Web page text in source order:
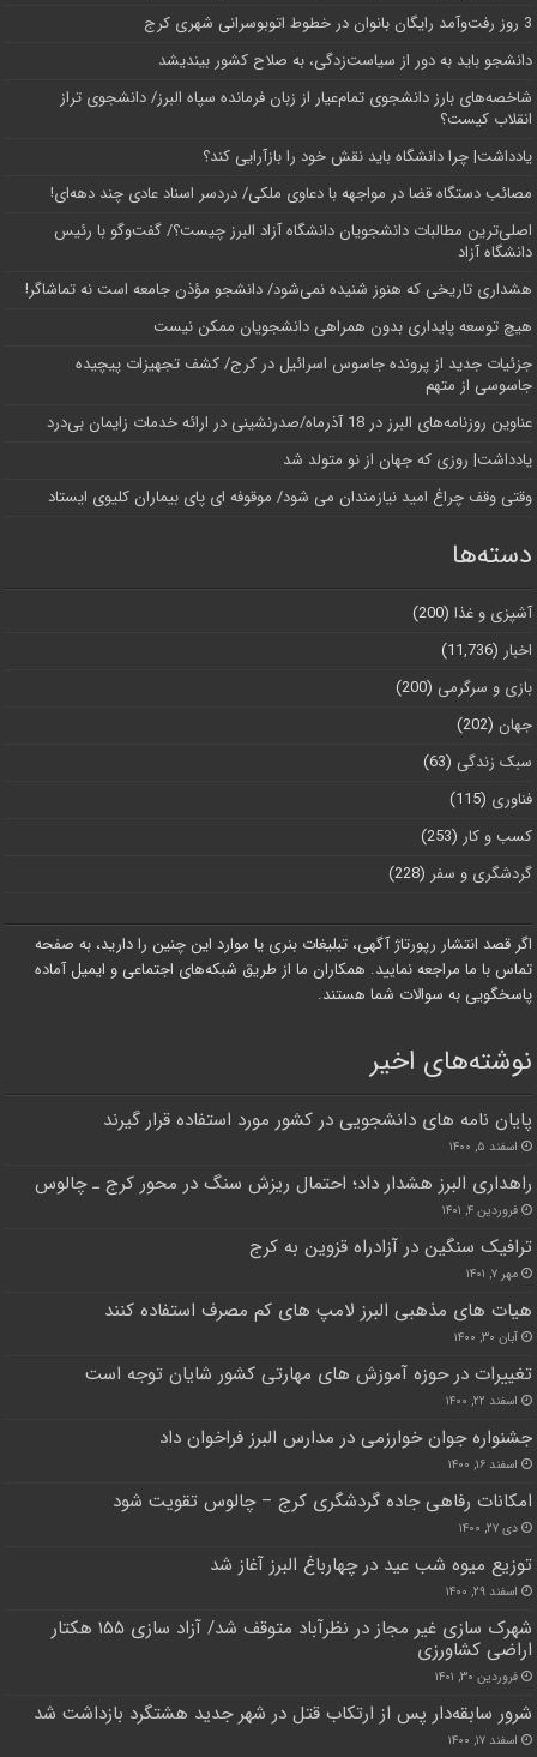
3 روز رفت‌وآمد رایگان بانوان در خطوط اتوبوسرانی شهری کرج
دانشجو باید به دور از سیاست‌زدگی، به صلاح کشور بیندیشد
شاخصه‌های بارز دانشجوی تمام‌عیار از زبان فرمانده سپاه البرز/ دانشجوی تراز
انقلاب کیست؟
یادداشت| چرا دانشگاه باید نقش خود را بازآرایی کند؟
مصائب دستگاه قضا در مواجهه با دعاوی ملکی/ دردسر اسناد عادی چند‌ دهه‌ای!
اصلی‌ترین مطالبات دانشجویان دانشگاه آزاد البرز چیست؟/ گفت‌وگو با رئیس
دانشگاه آز‌اد
هشداری تاریخی که هنوز شنیده نمی‌شود/ دانشجو مؤذن جامعه است نه تماشاگر!
هیچ توسعه پایداری بدون همراهی دانشجویان ممکن نیست
جزئیات جدید از پرونده جاسوس اسرائیل در کرج/‌ کشف تجهیزات پیچیده
جاسوسی از متهم
عناوین روزنامه‌های البرز در ‌18 آذرماه/صدرنشینی در ارائه خدمات زایمان بی‌درد
یادداشت| روزی که جهان از نو متولد شد
وقتی وقف چراغ امید نیازمندان می شود/ موقوفه ای پای بیماران کلیوی ایستاد
دسته‌ها
آشپزی و غذا (200)
اخبار (11,736)
بازی و سرگرمی (200)
جهان (202)
سبک زندگی (63)
فناوری (115)
کسب و کار (253)
گردشگری و سفر (228)
اگر قصد انتشار رپورتاژ آگهی، تبلیغات بنری یا موارد این چنین را دارید، به صفحه
تماس با ما مراجعه نمایید. همکاران ما از طریق شبکه‌های اجتماعی و ایمیل آماده
پاسخگویی به سوالات شما هستند.
نوشته‌های اخیر
پایان نامه های دانشجویی در کشور مورد استفاده قرار گیرند
اسفند ۵, ۱۴۰۰
راهداری البرز هشدار داد؛ احتمال ریزش سنگ در محور کرج ـ چالوس
فروردین ۴, ۱۴۰۱
ترافیک سنگین در آزادراه قزوین به کرج
مهر ۷, ۱۴۰۱
هیات های مذهبی البرز لامپ های کم مصرف استفاده کنند
آبان ۳۰, ۱۴۰۰
تغییرات در حوزه آموزش های مهارتی کشور شایان توجه است
اسفند ۲۲, ۱۴۰۰
جشنواره جوان خوارزمی در مدارس البرز فراخوان داد
اسفند ۱۶, ۱۴۰۰
امکانات رفاهی جاده گردشگری کرج – چالوس تقویت شود
دی ۲۷, ۱۴۰۰
توزیع میوه شب عید در چهارباغ البرز آغاز شد
اسفند ۲۹, ۱۴۰۰
شهرک سازی غیر مجاز در نظرآباد متوقف شد/ آزاد سازی ۱۵۵ هکتار
اراضی کشاورزی
فروردین ۳۰, ۱۴۰۱
شرور سابقه‌دار پس از ارتکاب قتل در شهر جدید هشتگرد بازداشت شد
اسفند ۱۷, ۱۴۰۰